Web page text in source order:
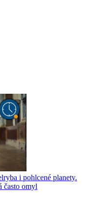
i pohlcené planety.
často omyl